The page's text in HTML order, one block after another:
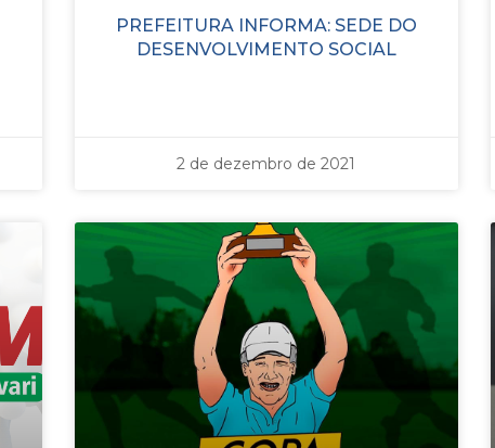
PREFEITURA INFORMA: SEDE DO
DESENVOLVIMENTO SOCIAL
2 de dezembro de 2021